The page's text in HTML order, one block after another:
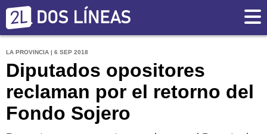
LA PROVINCIA | 6 SEP 2018
Diputados opositores
reclaman por el retorno del
Fondo Sojero